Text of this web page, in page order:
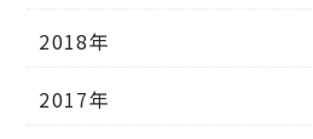
2018年
2017年